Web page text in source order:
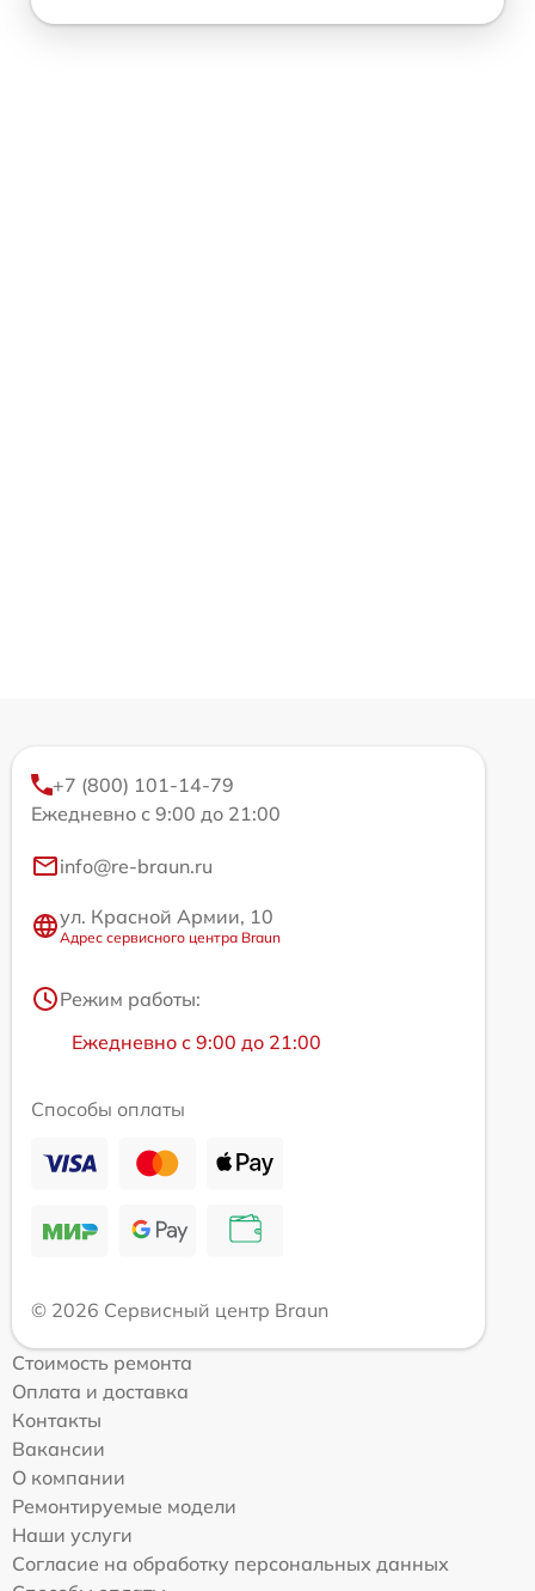
+7 (800) 101-14-79
Ежедневно с 9:00 до 21:00
info@re-braun.ru
ул. Красной Армии, 10
Адрес сервисного центра Braun
Режим работы:
Ежедневно с 9:00 до 21:00
Способы оплаты
© 2026 Сервисный центр Braun
Стоимость ремонта
Оплата и доставка
Контакты
Вакансии
О компании
Ремонтируемые модели
Наши услуги
Согласие на обработку персональных данных